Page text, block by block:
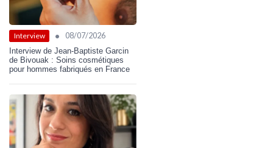
Interview • 08/07/2026
Interview de Jean-Baptiste Garcin
de Bivouak : Soins cosmétiques
pour hommes fabriqués en France